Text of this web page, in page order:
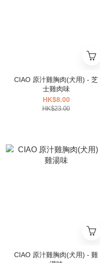
CIAO 原汁雞胸肉(犬用) - 芝
士雞肉味
HK$8.00
HK$23.00
CIAO 原汁雞胸肉(犬用) - 雞